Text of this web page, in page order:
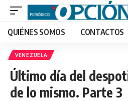
QUIÉNES SOMOS CONTACTOS
VENEZUELA
Último día del
de lo mismo. Parte 3